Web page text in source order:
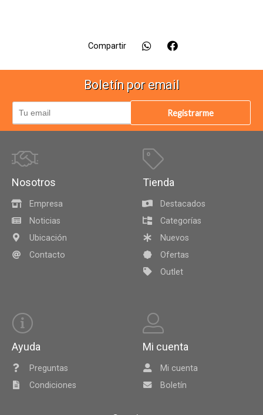
Compartir
Boletín por email
Registrarme
Nosotros
Empresa
Noticias
Ubicación
Contacto
Tienda
Destacados
Categorías
Nuevos
Ofertas
Outlet
Ayuda
Preguntas
Condiciones
Mi cuenta
Mi cuenta
Boletín